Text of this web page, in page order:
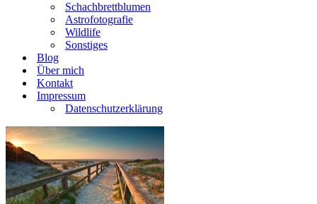
Schachbrettblumen
Astrofotografie
Wildlife
Sonstiges
Blog
Über mich
Kontakt
Impressum
Datenschutzerklärung